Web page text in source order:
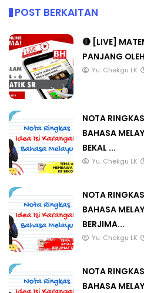
POST BERKAITAN
🔴 [LIVE]
PANJANG
Yu. Chekgu LK
NOTA
BAHASA
BEKAL ...
Yu. Chekgu LK
NOTA
BAHASA
BERJIMA...
Yu. Chekgu LK
NOTA
BAHASA